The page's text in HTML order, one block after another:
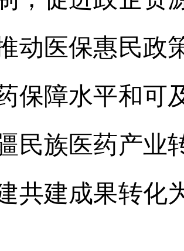
动医保惠民政
保障水平和可
民族医药产业
共建成果转化